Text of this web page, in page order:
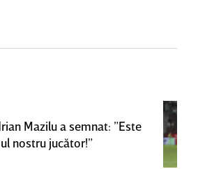
Mazilu a semnat: ”Este
nostru jucător!”